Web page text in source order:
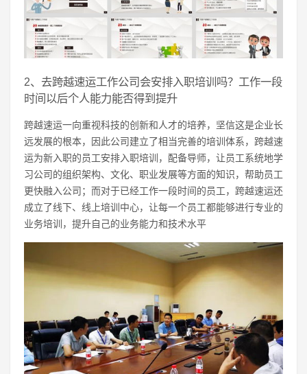
2、去跨越速运工作公司会安排入职培训吗？工作一段
时间以后个人能力能否得到提升
跨越速运一向重视科技的创新和人才的培养，坚信这是企业长
远发展的根本，因此公司建立了相当完善的培训体系，跨越速
运为新入职的员工安排入职培训，配备导师，让员工系统地学
习公司的组织架构、文化、职业发展等方面的知识，帮助员工
更快融入公司；而对于已经工作一段时间的员工，跨越速运还
成立了线下、线上培训中心，让每一个员工都能够进行专业的
业务培训，提升自己的业务能力和技术水平